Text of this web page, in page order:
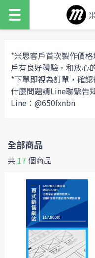
*米思客戶首次製作價
戶有良好體驗，和放心
*下單即視為訂單，確
什麼問題請Line聯繫告
Line：@650fxnbn
全部商品
共 17 個商品